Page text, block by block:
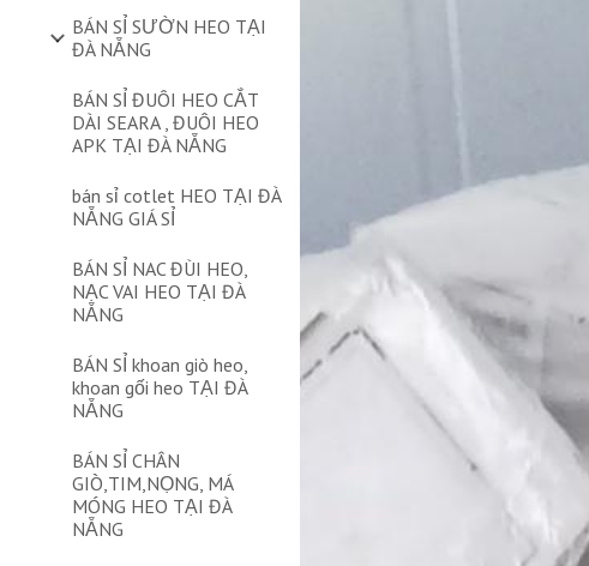
BÁN SỈ SƯỜN HEO TẠI
ĐÀ NẴNG
BÁN SỈ ĐUÔI HEO CẮT
DÀI SEARA , ĐUÔI HEO
APK TẠI ĐÀ NẴNG
bán sỉ cotlet HEO TẠI ĐÀ
NẴNG GIÁ SỈ
BÁN SỈ NAC ĐÙI HEO,
NẠC VAI HEO TẠI ĐÀ
NẴNG
BÁN SỈ khoan giò heo,
khoan gối heo TẠI ĐÀ
NẴNG
BÁN SỈ CHÂN
GIÒ,TIM,NỌNG, MÁ
MÓNG HEO TẠI ĐÀ
NẴNG